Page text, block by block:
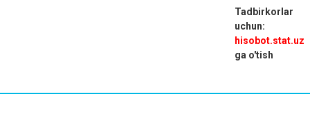
Tadbirkorlar
uchun:
hisobot.stat.uz
ga o'tish